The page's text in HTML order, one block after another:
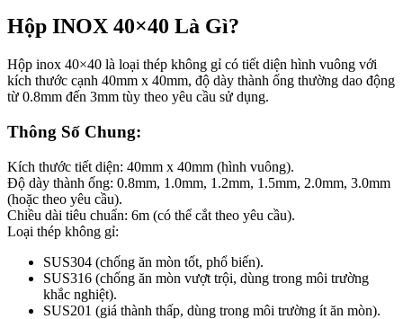
Hộp INOX 40×40 Là Gì?
Hộp inox 40×40 là loại thép không gỉ có tiết diện hình vuông với
kích thước cạnh 40mm x 40mm, độ dày thành ống thường dao động
từ 0.8mm đến 3mm tùy theo yêu cầu sử dụng.
Thông Số Chung:
Kích thước tiết diện: 40mm x 40mm (hình vuông).
Độ dày thành ống: 0.8mm, 1.0mm, 1.2mm, 1.5mm, 2.0mm, 3.0mm
(hoặc theo yêu cầu).
Chiều dài tiêu chuẩn: 6m (có thể cắt theo yêu cầu).
Loại thép không gỉ:
SUS304 (chống ăn mòn tốt, phổ biến).
SUS316 (chống ăn mòn vượt trội, dùng trong môi trường
khắc nghiệt).
SUS201 (giá thành thấp, dùng trong môi trường ít ăn mòn).